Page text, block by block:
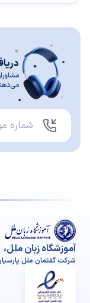
آموزشگاه زبان ملل،
شرکت گفتمان ملل